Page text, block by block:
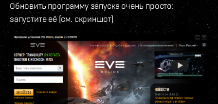
Обновить программу запуска очень просто:
запустите её (см. скриншот)